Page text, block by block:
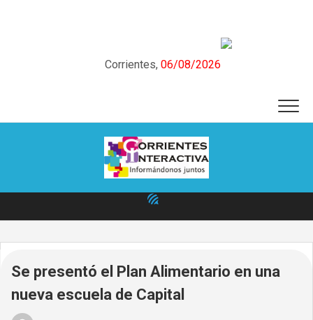
Corrientes, 06/08/2026
Se presentó el Plan Alimentario en una
nueva escuela de Capital